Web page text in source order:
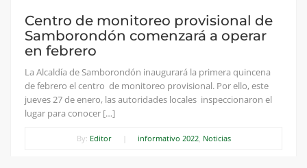
Centro de monitoreo provisional de
Samborondón comenzará a operar
en febrero
La Alcaldía de Samborondón inaugurará la primera quincena
de febrero el centro de monitoreo provisional. Por ello, este
jueves 27 de enero, las autoridades locales inspeccionaron el
lugar para conocer […]
By: Editor informativo 2022, Noticias